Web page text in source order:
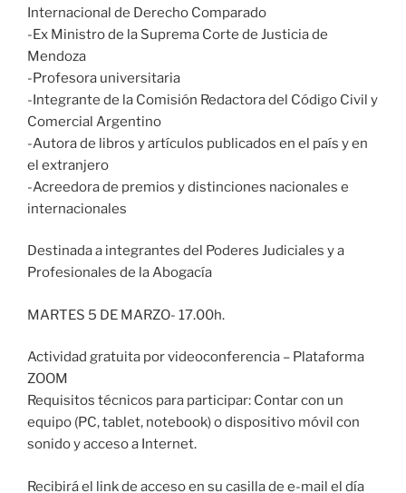
Internacional de Derecho Comparado
-Ex Ministro de la Suprema Corte de Justicia de
Mendoza
-Profesora universitaria
-Integrante de la Comisión Redactora del Código Civil y
Comercial Argentino
-Autora de libros y artículos publicados en el país y en
el extranjero
-Acreedora de premios y distinciones nacionales e
internacionales
Destinada a integrantes del Poderes Judiciales y a
Profesionales de la Abogacía
MARTES 5 DE MARZO- 17.00h.
Actividad gratuita por videoconferencia – Plataforma
ZOOM
Requisitos técnicos para participar: Contar con un
equipo (PC, tablet, notebook) o dispositivo móvil con
sonido y acceso a Internet.
Recibirá el link de acceso en su casilla de e-mail el día